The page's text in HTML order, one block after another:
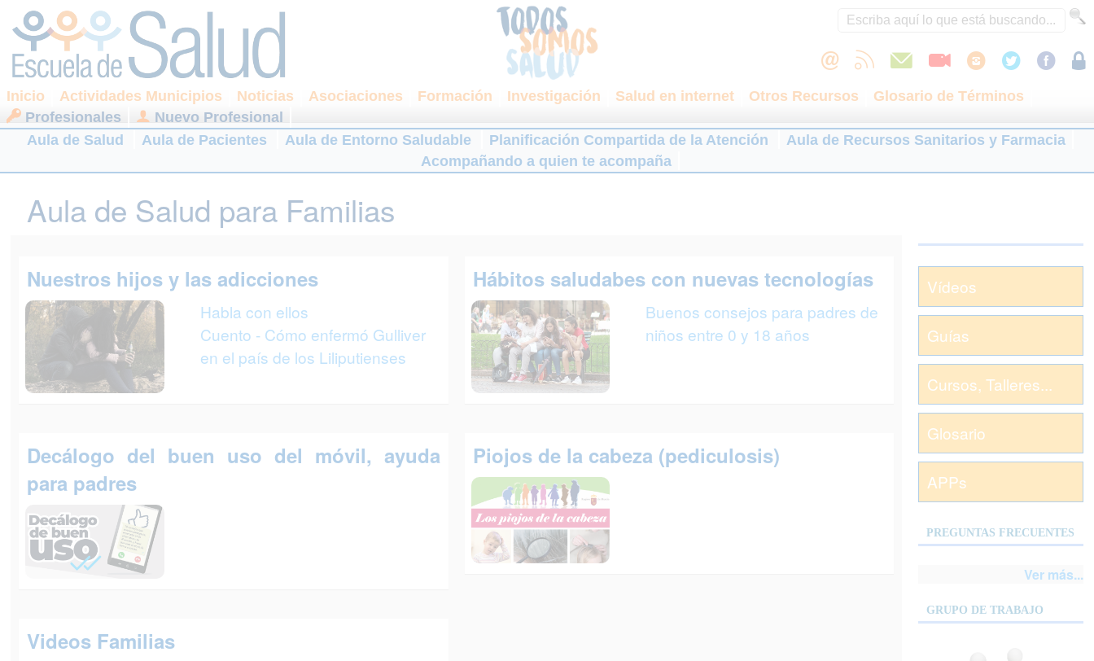
Inicio Actividades Municipios Noticias Asociaciones Formación Investigación Salud en internet Otros Recursos
Glosario de Términos
Profesionales
Nuevo Profesional
Aula de Salud
Aula de Pacientes Aula de Entorno Saludable Planificación Compartida de la Atención
Aula de Recursos Sanitarios y Farmacia
Acompañando a quien te acompaña
Aula de Salud para Familias
Nuestros hijos y las adicciones
Habla con ellos
Cuento - Cómo enfermó Gulliver
en el país de los Liliputienses
Hábitos saludabes con nuevas tecnologías
Buenos consejos para padres de
niños entre 0 y 18 años
Decálogo del buen uso del móvil, ayuda
para padres
Piojos de la cabeza (pediculosis)
Videos Familias
Vídeos
Guías
Cursos, Talleres...
Glosario
APPs
PREGUNTAS FRECUENTES
Ver más...
GRUPO DE TRABAJO